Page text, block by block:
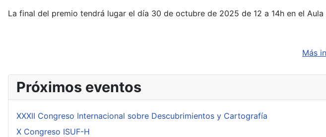
La final del premio tendrá lugar el día 30 de octubre de 2025 de 12 a 14h en el
Más
Próximos eventos
XXXII Congreso Internacional sobre Descubrimientos y Cartografía
X Congreso ISUF-H